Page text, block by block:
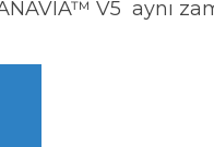
V5 aynı